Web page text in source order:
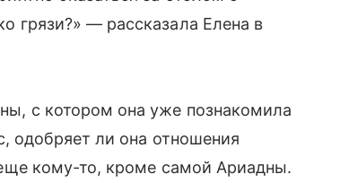
грязи?» — рассказала Елена в
с котором она уже познакомила
одобряет ли она отношения
кому-то, кроме самой Ариадны.